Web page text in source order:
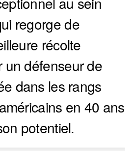
regorge de
récolte
un défenseur de
dans les rangs
en 40 ans
potentiel.